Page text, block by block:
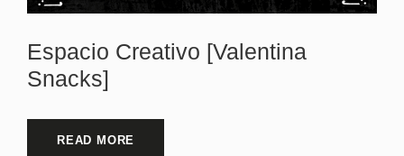
Espacio Creativo [Valentina
Snacks]
READ MORE